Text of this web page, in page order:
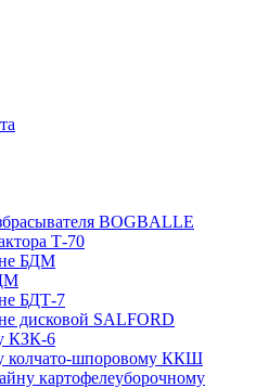
BOGBALLE
Т-70
БДМ
БДТ-7
дисковой SALFORD
КЗК-6
колчато-шпоровому ККШ
картофелеуборочному